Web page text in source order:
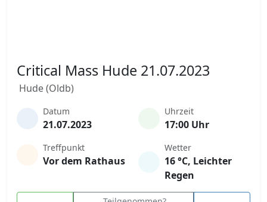
Critical Mass Hude 21.07.2023
Hude (Oldb)
Datum
21.07.2023
Uhrzeit
17:00 Uhr
Treffpunkt
Vor dem Rathaus
Wetter
16 °C, Leichter
Regen